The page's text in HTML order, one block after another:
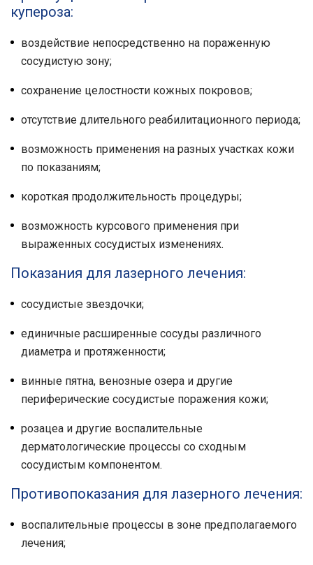
купероза:
воздействие непосредственно на пораженную
сосудистую зону;
сохранение целостности кожных покровов;
отсутствие длительного реабилитационного периода;
возможность применения на разных участках кожи
по показаниям;
короткая продолжительность процедуры;
возможность курсового применения при
выраженных сосудистых изменениях.
Показания для лазерного лечения:
сосудистые звездочки;
единичные расширенные сосуды различного
диаметра и протяженности;
винные пятна, венозные озера и другие
периферические сосудистые поражения кожи;
розацеа и другие воспалительные
дерматологические процессы со сходным
сосудистым компонентом.
Противопоказания для лазерного лечения:
воспалительные процессы в зоне предполагаемого
лечения;